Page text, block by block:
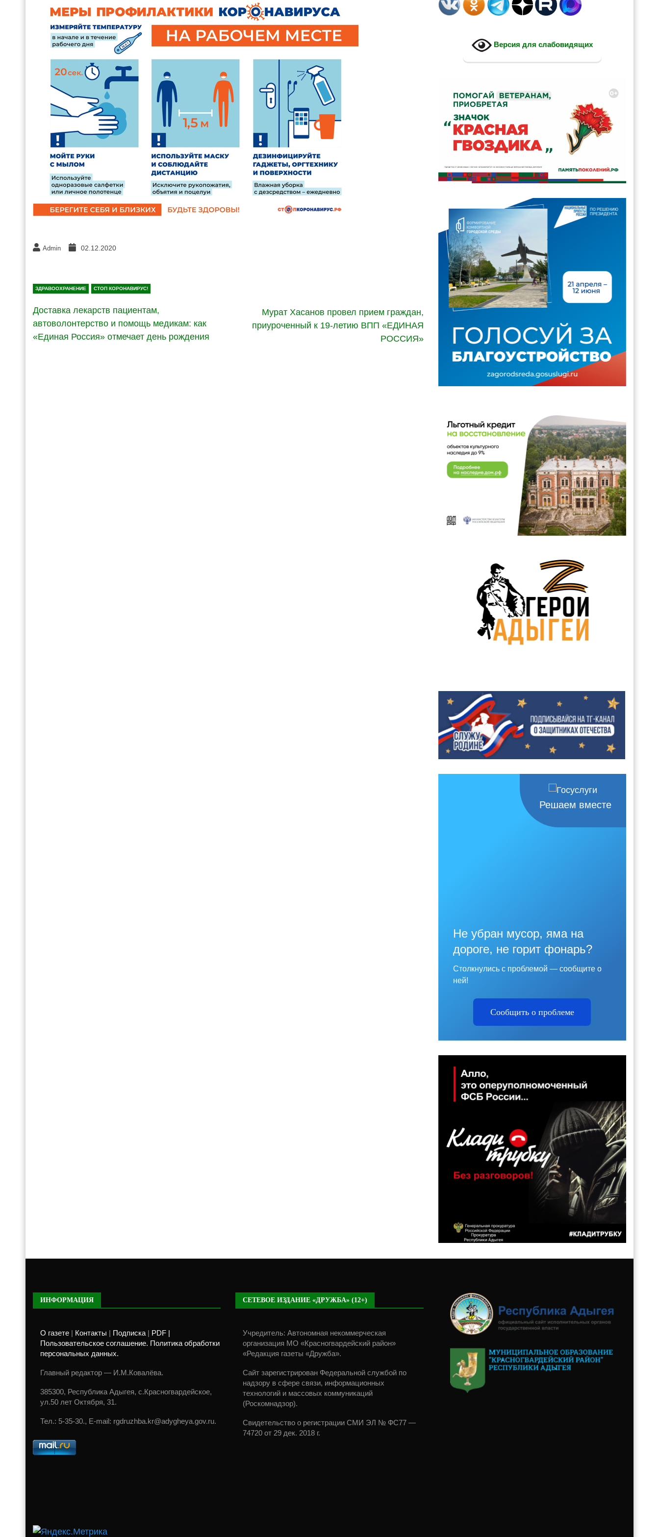
Admin 02.12.2020
ЗДРАВООХРАНЕНИЕ СТОП КОРОНАВИРУС!
Доставка лекарств пациентам,
автоволонтерство и помощь медикам: как
«Единая Россия» отмечает день рождения
Мурат Хасанов провел прием граждан,
приуроченный к 19-летию ВПП «ЕДИНАЯ
РОССИЯ»
Версия для слабовидящих
Решаем вместе
Не убран мусор, яма на
дороге, не горит фонарь?
Столкнулись с проблемой — сообщите о
ней!
Сообщить о проблеме
ИНФОРМАЦИЯ
О газете Контакты Подписка
PDF |
Пользовательское соглашение. Политика обработки
персональных данных.
Главный редактор — И.М.Ковалёва.
385300, Республика Адыгея, с.Красногвардейское,
ул.50 лет Октября, 31.
Тел.: 5-35-30., E-mail: rgdruzhba.kr@adygheya.gov.ru.
СЕТЕВОЕ ИЗДАНИЕ «ДРУЖБА» (12+)
Учредитель: Автономная некоммерческая
организация МО «Красногвардейский район»
«Редакция газеты «Дружба».
Сайт зарегистрирован Федеральной службой по
надзору в сфере связи, информационных
технологий и массовых коммуникаций
(Роскомнадзор).
Свидетельство о регистрации СМИ ЭЛ № ФС77 —
74720 от 29 дек. 2018 г.